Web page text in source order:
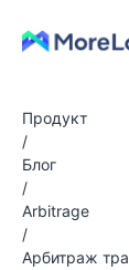
Продукт
/
Блог
/
Arbitrage
/
Арбитраж